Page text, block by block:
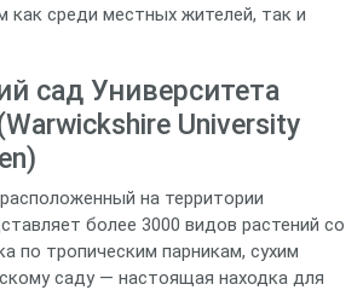
как среди местных жителей, так и
сад Университета
University
на территории
более 3000 видов растений со
по тропическим парникам, сухим
саду — настоящая находка для